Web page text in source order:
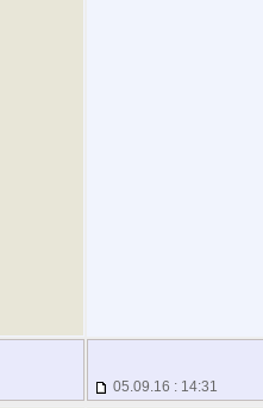
05.09.16 : 14:31